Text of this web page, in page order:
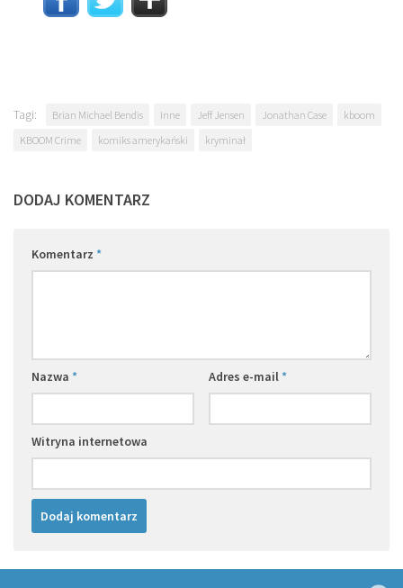
Tagi: Brian Michael Bendis Inne Jeff Jensen Jonathan Case
kboom
KBOOM Crime
komiks amerykański kryminał
DODAJ KOMENTARZ
Komentarz *
Nazwa * Adres e-mail*
Witryna internetowa